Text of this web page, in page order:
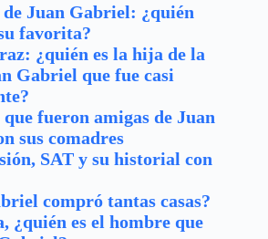
Juan Gabriel: ¿quién
favorita?
¿quién es la hija de la
Gabriel que fue casi
fueron amigas de Juan
sus comadres
SAT y su historial con
compró tantas casas?
¿quién es el hombre que